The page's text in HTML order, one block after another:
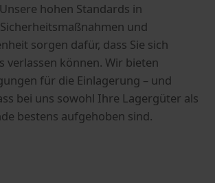
hohen Standards in
und
sorgen dafür, dass Sie sich
verlassen können. Wir bieten
für die Einlagerung – und
bei uns sowohl Ihre Lagergüter als
bestens aufgehoben sind.